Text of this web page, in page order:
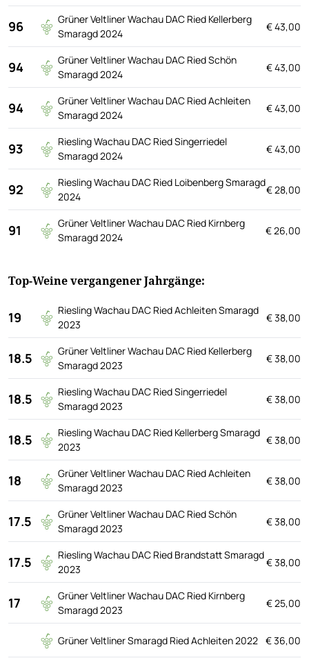
96
Grüner Veltliner Wachau DAC Ried Kellerberg
Smaragd 2024
€ 43,00
94
Grüner Veltliner Wachau DAC Ried Schön
Smaragd 2024
€ 43,00
94
Grüner Veltliner Wachau DAC Ried Achleiten
Smaragd 2024
€ 43,00
93
Riesling Wachau DAC Ried Singerriedel
Smaragd 2024
€ 43,00
92
Riesling Wachau DAC Ried Loibenberg Smaragd
2024
€ 28,00
91
Grüner Veltliner Wachau DAC Ried Kirnberg
Smaragd 2024
€ 26,00
Top-Weine vergangener Jahrgänge:
19
Riesling Wachau DAC Ried Achleiten Smaragd
2023
€ 38,00
18.5
Grüner Veltliner Wachau DAC Ried Kellerberg
Smaragd 2023
€ 38,00
18.5
Riesling Wachau DAC Ried Singerriedel
Smaragd 2023
€ 38,00
18.5
Riesling Wachau DAC Ried Kellerberg Smaragd
2023
€ 38,00
18
Grüner Veltliner Wachau DAC Ried Achleiten
Smaragd 2023
€ 38,00
17.5
Grüner Veltliner Wachau DAC Ried Schön
Smaragd 2023
€ 38,00
17.5
Riesling Wachau DAC Ried Brandstatt Smaragd
2023
€ 38,00
17
Grüner Veltliner Wachau DAC Ried Kirnberg
Smaragd 2023
€ 25,00
Grüner Veltliner Smaragd Ried Achleiten 2022 € 36,00